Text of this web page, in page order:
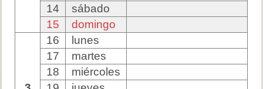
14
sábado
15
domingo
16
lunes
17
martes
18
miércoles